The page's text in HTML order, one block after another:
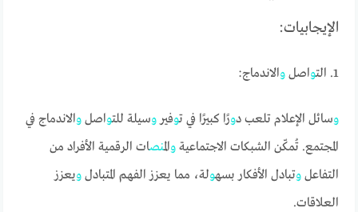
الإيجابيات:
1. الت واصلوالاندماج:
وسائل الإعلام تلعب دورًا كبيرًا في توفيروسيلة للتواصلوالاندماج في
المجتمع. تُمكّن الشبكات الاجتماعيةوالمنصات الرقمية الأفراد من
التفاعلوتبادل الأفكار بسهولة، مما يعزز الفهم المتبادلويعزز
العلاقات.